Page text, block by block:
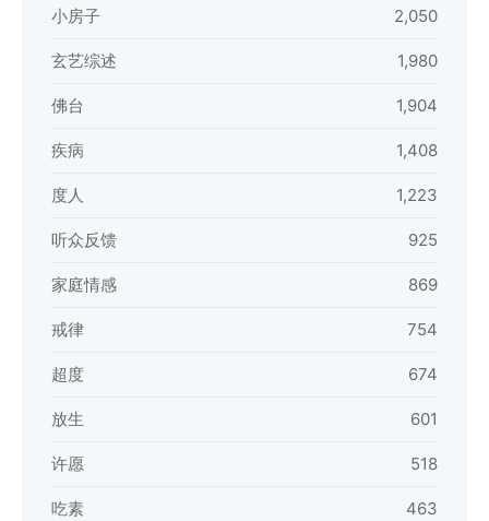
小房子 2,050
玄艺综述 1,980
佛台 1,904
疾病 1,408
度人 1,223
听众反馈 925
家庭情感 869
戒律 754
超度 674
放生 601
许愿 518
吃素 463